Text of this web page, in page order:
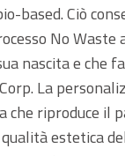
based. Ciò
No Waste
nascita e che
La
che riproduce il
estetica